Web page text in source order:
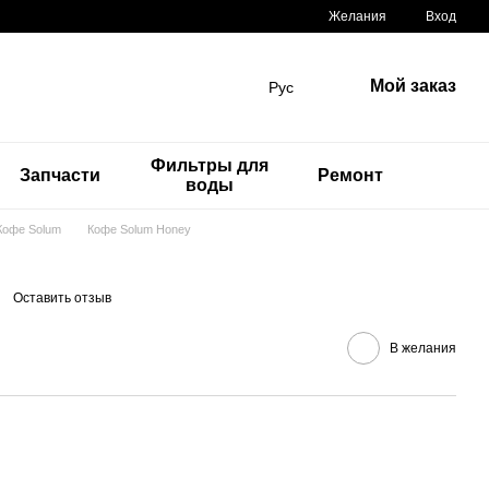
Желания Вход
Рус Мой заказ
Запчасти
Фильтры для
воды
Ремонт
Solum Кофе Solum Honey
Оставить отзыв
В желания